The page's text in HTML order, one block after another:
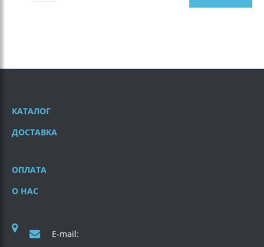
КАТАЛОГ
ДОСТАВКА
ОПЛАТА
О НАС
E-mail: